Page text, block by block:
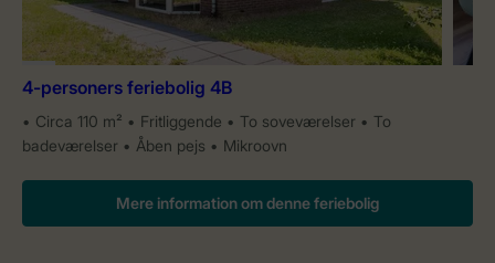
4-personers feriebolig 4B
Circa 110 m² Fritliggende To soveværelser
To
badeværelser
Åben pejs Mikroovn
Mere information om denne feriebolig